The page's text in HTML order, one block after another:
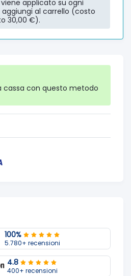
applicato su ogni
al carrello (costo
30,00 €).
cassa con questo metodo
100%
5.780+ recensioni
4.8
400+ recensioni